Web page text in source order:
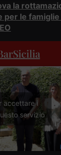
la
per le famiglie
accettare i
servizio